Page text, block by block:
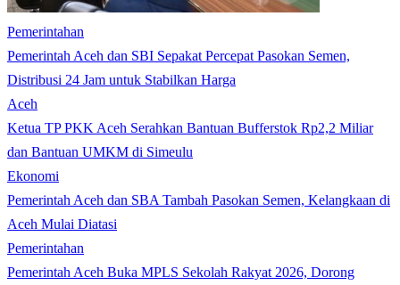
Pemerintahan
Pemerintah Aceh dan SBI Sepakat Percepat Pasokan Semen,
Distribusi 24 Jam untuk Stabilkan Harga
Aceh
Ketua TP PKK Aceh Serahkan Bantuan Bufferstok Rp2,2 Miliar
dan Bantuan UMKM di Simeulu
Ekonomi
Pemerintah Aceh dan SBA Tambah Pasokan Semen, Kelangkaan di
Aceh Mulai Diatasi
Pemerintahan
Pemerintah Aceh Buka MPLS Sekolah Rakyat 2026, Dorong